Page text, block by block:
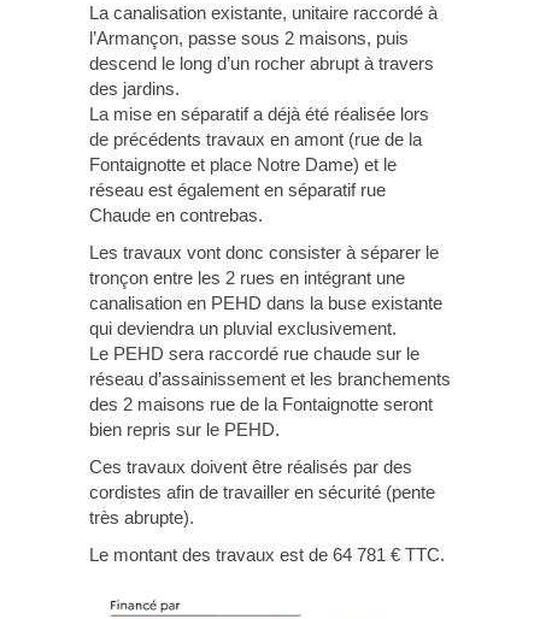
La canalisation existante, unitaire raccordé à
l’Armançon, passe sous 2 maisons, puis
descend le long d’un rocher abrupt à travers
des jardins.
La mise en séparatif a déjà été réalisée lors
de précédents travaux en amont (rue de la
Fontaignotte et place Notre Dame) et le
réseau est également en séparatif rue
Chaude en contrebas.
Les travaux vont donc consister à séparer le
tronçon entre les 2 rues en intégrant une
canalisation en PEHD dans la buse existante
qui deviendra un pluvial exclusivement.
Le PEHD sera raccordé rue chaude sur le
réseau d’assainissement et les branchements
des 2 maisons rue de la Fontaignotte seront
bien repris sur le PEHD.
Ces travaux doivent être réalisés par des
cordistes afin de travailler en sécurité (pente
très abrupte).
Le montant des travaux est de 64 781 € TTC.